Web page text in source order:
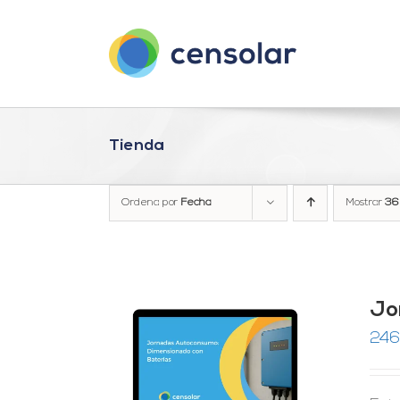
Tienda
Ordena por Fecha Mostrar 36